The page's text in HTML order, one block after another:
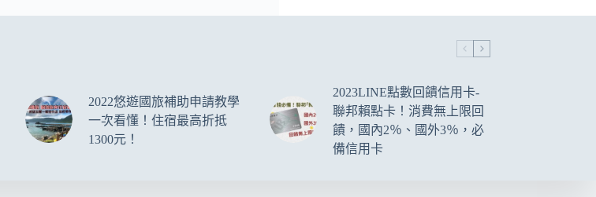
2022悠遊國旅補助申請教學
一次看懂！住宿最高折抵
1300元！
2023LINE點數回饋信用卡-
聯邦賴點卡！消費無上限回
饋，國內2％、國外3％，必
備信用卡